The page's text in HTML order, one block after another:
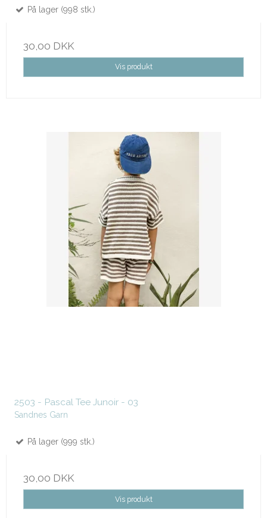
På lager (998 stk.)
30,00 DKK
Vis produkt
2503 - Pascal Tee Junoir - 03
Sandnes Garn
På lager (999 stk.)
30,00 DKK
Vis produkt